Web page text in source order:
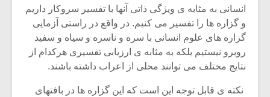
انسانی به مثابه ی ویژگی ذاتی آنها با تفسیر سروکار داریم
و گزاره ها را تفسیر می کنیم. در واقع در راستی آزمایی
گزاره های علوم انسانی با سره و ناسره و سیاه و سفید
روبرو نیستیم بلکه به مثابه ی ارزیابی تفسیری هرکدام از
نتایج مختلف می توانند محلی از اعراب داشته باشند.
نکته ی قابل توجه این است که این گزاره ها در بافتهای
یادداشتی بر موسیقی
متن فیلم «متری
شیش و نیم»
دوره
موسیقی